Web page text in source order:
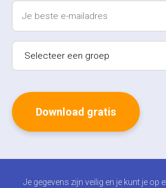
Je gegevens zijn veilig en je kunt je op